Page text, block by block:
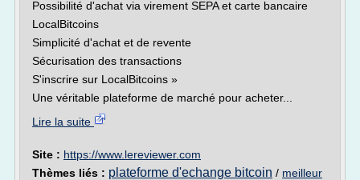
Possibilité d'achat via virement SEPA et carte bancaire
LocalBitcoins
Simplicité d'achat et de revente
Sécurisation des transactions
S'inscrire sur LocalBitcoins »
Une véritable plateforme de marché pour acheter...
Lire la suite
Site : https://www.lereviewer.com
Thèmes liés : plateforme d'echange bitcoin / meilleur